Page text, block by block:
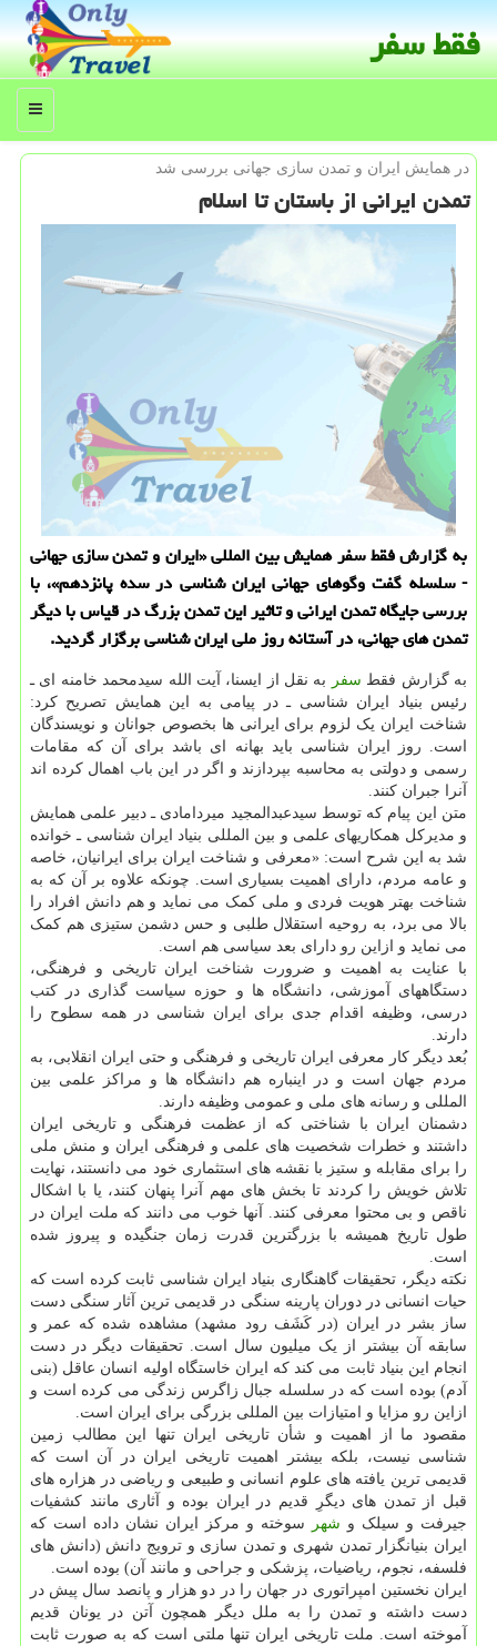
فقط سفر
منو
در همایش ایران و تمدن سازی جهانی بررسی شد
تمدن ایرانی از باستان تا اسلام
به گزارش فقط سفر همایش بین المللی «ایران و تمدن سازی جهانی
- سلسله گفت وگوهای جهانی ایران شناسی در سده پانزدهم»، با
بررسی جایگاه تمدن ایرانی و تاثیر این تمدن بزرگ در قیاس با دیگر
تمدن های جهانی، در آستانه روز ملی ایران شناسی برگزار گردید.
به گزارش فقط سفر
به نقل از ایسنا، آیت الله سیدمحمد خامنه ای ـ
رئیس بنیاد ایران شناسی ـ در پیامی به این همایش تصریح کرد:
شناخت ایران یک لزوم برای ایرانی ها بخصوص جوانان و نویسندگان
است. روز ایران شناسی باید بهانه ای باشد برای آن که مقامات
رسمی و دولتی به محاسبه بپردازند و اگر در این باب اهمال کرده اند
آنرا جبران کنند.
متن این پیام که توسط سیدعبدالمجید میردامادی ـ دبیر علمی همایش
و مدیرکل همکاریهای علمی و بین المللی بنیاد ایران شناسی ـ خوانده
شد به این شرح است: «معرفی و شناخت ایران برای ایرانیان، خاصه
و عامه مردم، دارای اهمیت بسیاری است. چونکه علاوه بر آن که به
شناخت بهتر هویت فردی و ملی کمک می نماید و هم دانش افراد را
بالا می برد، به روحیه استقلال طلبی و حس دشمن ستیزی هم کمک
می نماید و ازاین رو دارای بعد سیاسی هم است.
با عنایت به اهمیت و ضرورت شناخت ایران تاریخی و فرهنگی،
دستگاههای آموزشی، دانشگاه ها و حوزه سیاست گذاری در کتب
درسی، وظیفه اقدام جدی برای ایران شناسی در همه سطوح را
دارند.
بُعد دیگر کار معرفی ایران تاریخی و فرهنگی و حتی ایران انقلابی، به
مردم جهان است و در اینباره هم دانشگاه ها و مراکز علمی بین
المللی و رسانه های ملی و عمومی وظیفه دارند.
دشمنان ایران با شناختی که از عظمت فرهنگی و تاریخی ایران
داشتند و خطرات شخصیت های علمی و فرهنگی ایران و منش ملی
را برای مقابله و ستیز با نقشه های استثماری خود می دانستند، نهایت
تلاش خویش را کردند تا بخش های مهم آنرا پنهان کنند، یا با اشکال
ناقص و بی محتوا معرفی کنند. آنها خوب می دانند که ملت ایران در
طول تاریخ همیشه با بزرگترین قدرت زمان جنگیده و پیروز شده
است.
نکته دیگر، تحقیقات گاهنگاری بنیاد ایران شناسی ثابت کرده است که
حیات انسانی در دوران پارینه سنگی در قدیمی ترین آثار سنگی دست
ساز بشر در ایران (در کَشَف رود مشهد) مشاهده شده که عمر و
سابقه آن بیشتر از یک میلیون سال است. تحقیقات دیگر در دست
انجام این بنیاد ثابت می کند که ایران خاستگاه اولیه انسان عاقل (بنی
آدم) بوده است که در سلسله جبال زاگرس زندگی می کرده است و
ازاین رو مزایا و امتیازات بین المللی بزرگی برای ایران است.
مقصود ما از اهمیت و شأن تاریخی ایران تنها این مطالب زمین
شناسی نیست، بلکه بیشتر اهمیت تاریخی ایران در آن است که
قدیمی ترین یافته های علوم انسانی و طبیعی و ریاضی در هزاره های
قبل از تمدن های دیگرِ قدیم در ایران بوده و آثاری مانند کشفیات
جیرفت و سیلک و شهر
سوخته و مرکز ایران نشان داده است که
ایران بنیانگزار تمدن شهری و تمدن سازی و ترویج دانش (دانش های
فلسفه، نجوم، ریاضیات، پزشکی و جراحی و مانند آن) بوده است.
ایران نخستین امپراتوری در جهان را در دو هزار و پانصد سال پیش در
دست داشته و تمدن را به ملل دیگر همچون آتن در یونان قدیم
آموخته است. ملت تاریخی ایران تنها ملتی است که به صورت ثابت